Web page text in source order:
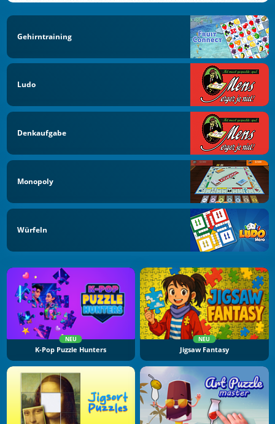
Gehirntraining
Ludo
Denkaufgabe
Monopoly
Würfeln
NEU
K-Pop Puzzle Hunters
NEU
Jigsaw Fantasy